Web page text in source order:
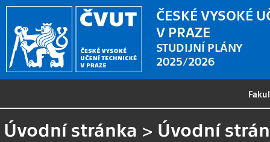
ČESKÉ VYSOKÉ
V PRAZE
STUDIJNÍ PLÁNY
2025/2026
Úvodní stránka > Úvodní